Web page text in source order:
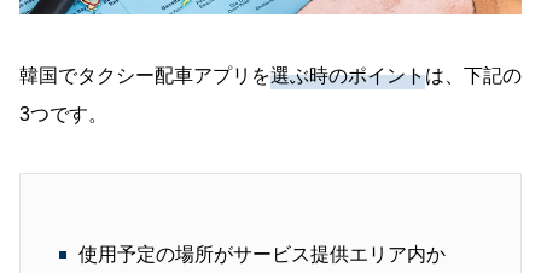
韓国でタクシー配車アプリを選ぶ時のポイントは、下記の
3つです。
使用予定の場所がサービス提供エリア内か